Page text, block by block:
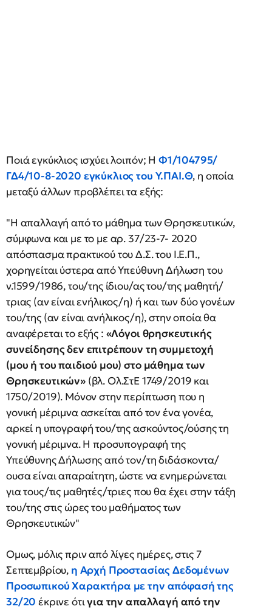
Ποιά εγκύκλιος ισχύει λοιπόν; Η Φ1/104795/
ΓΔ4/10-8-2020 εγκύκλιος του Υ.ΠΑΙ.Θ, η οποία
μεταξύ άλλων προβλέπει τα εξής:
"Η απαλλαγή από το μάθημα των Θρησκευτικών,
σύμφωνα και με το με αρ. 37/23-7- 2020
απόσπασμα πρακτικού του Δ.Σ. του Ι.Ε.Π.,
χορηγείται ύστερα από Υπεύθυνη Δήλωση του
ν.1599/1986, του/της ίδιου/ας του/της μαθητή/
τριας (αν είναι ενήλικος/η) ή και των δύο γονέων
του/της (αν είναι ανήλικος/η), στην οποία θα
αναφέρεται το εξής : «Λόγοι θρησκευτικής
συνείδησης δεν επιτρέπουν τη συμμετοχή
(μου ή του παιδιού μου) στο μάθημα των
Θρησκευτικών»(βλ. Ολ.ΣτΕ 1749/2019 και
1750/2019). Μόνον στην περίπτωση που η
γονική μέριμνα ασκείται από τον ένα γονέα,
αρκεί η υπογραφή του/της ασκούντος/ούσης τη
γονική μέριμνα. Η προσυπογραφή της
Υπεύθυνης Δήλωσης από τον/τη διδάσκοντα/
ουσα είναι απαραίτητη, ώστε να ενημερώνεται
για τους/τις μαθητές/τριες που θα έχει στην τάξη
του/της στις ώρες του μαθήματος των
Θρησκευτικών"
Ομως, μόλις πριν από λίγες ημέρες, στις 7
Σεπτεμβρίου, η Αρχή Προστασίας Δεδομένων
Προσωπικού Χαρακτήρα με την απόφασή της
32/20 έκρινε ότιγια την απαλλαγή από την